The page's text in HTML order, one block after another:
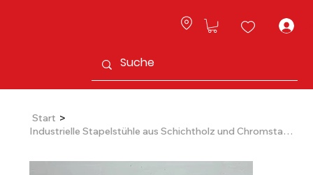
Start >
Industrielle Stapelstühle aus Schichtholz und Chromstahl, 1970er Jahre